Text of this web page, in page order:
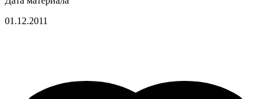
01.12.2011